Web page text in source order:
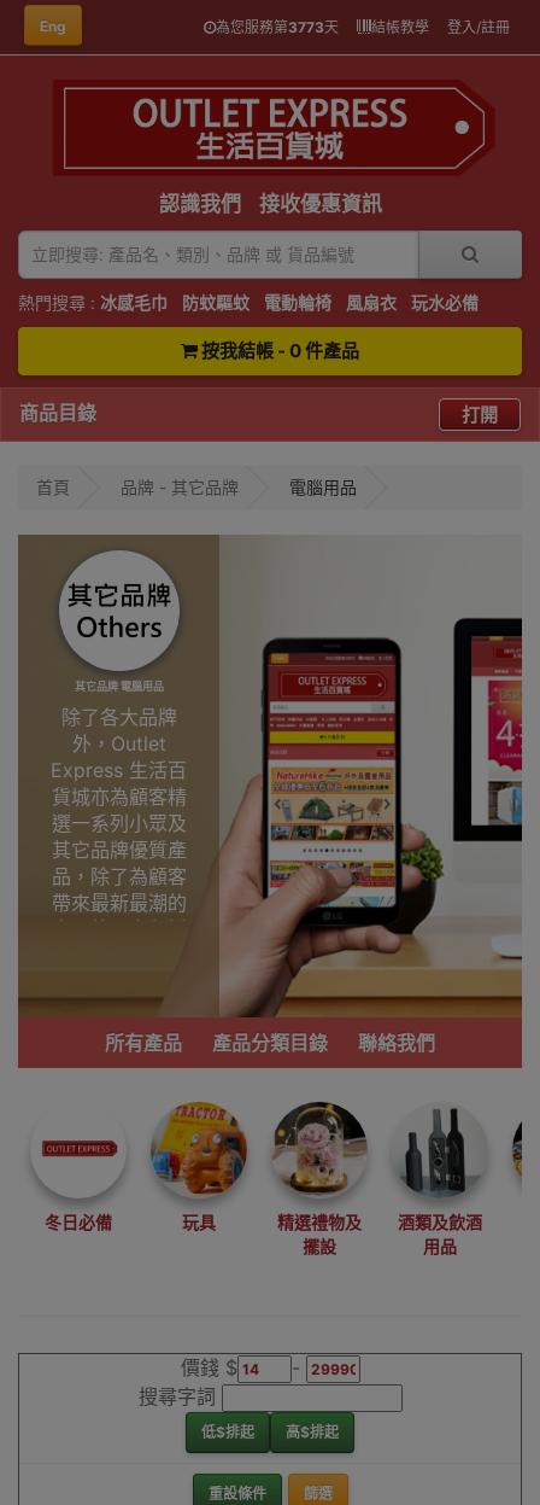
Eng 為您服務第3773天 結帳教學 登入/註冊
認識我們 接收優惠資訊
熱門搜尋 : 冰感毛巾 防蚊驅蚊 電動輪椅 風扇衣 玩水必備
按我結帳 - 0 件產品
商品目錄 打開
首頁 品牌 - 其它品牌 電腦用品
其它品牌 電腦用品
除了各大品牌
外，Outlet
Express 生活百
貨城亦為顧客精
選一系列小眾及
其它品牌優質產
品，除了為顧客
帶來最新最潮的
產品外，亦包括
功能齊備的產
品。
我們每月會固定
尋找最更新、最
潮、有特色而且
優惠的優質產
品，從用家的角
度為你帶來你的
最好選擇。
所有產品 產品分類目錄 聯絡我們
冬日必備 玩具
精選禮物及
擺設
酒類及飲酒
用品
價錢 $
-
搜尋字詞
低$排起 高$排起
重設條件 篩選